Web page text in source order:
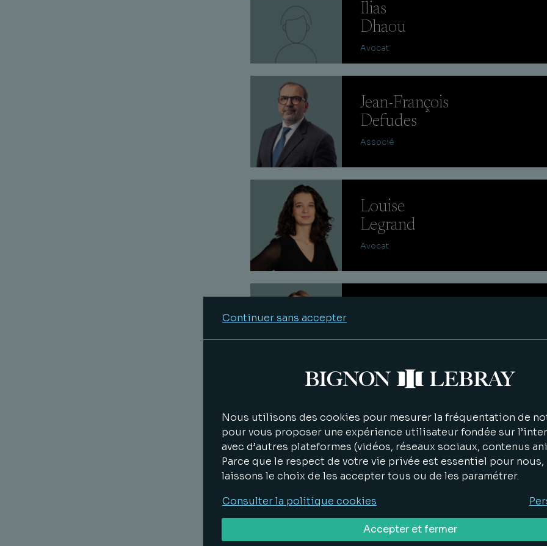
Ilias
Dhaou
Avocat
Jean-François
Defudes
Associé
Louise
Legrand
Avocat
Gauthier
Pinabiaux
Avocat
Alexandra
Coeur
Continuer sans accepter
Nous utilisons des cookies pour mesurer la fréquentation de
pour vous proposer une expérience utilisateur fondée sur
avec d’autres plateformes (vidéos, réseaux sociaux, contenus
Parce que le respect de votre vie privée est essentiel pour nous,
laissons le choix de les accepter tous ou de les paramétrer.
Consulter la politique cookies
Accepter et fermer